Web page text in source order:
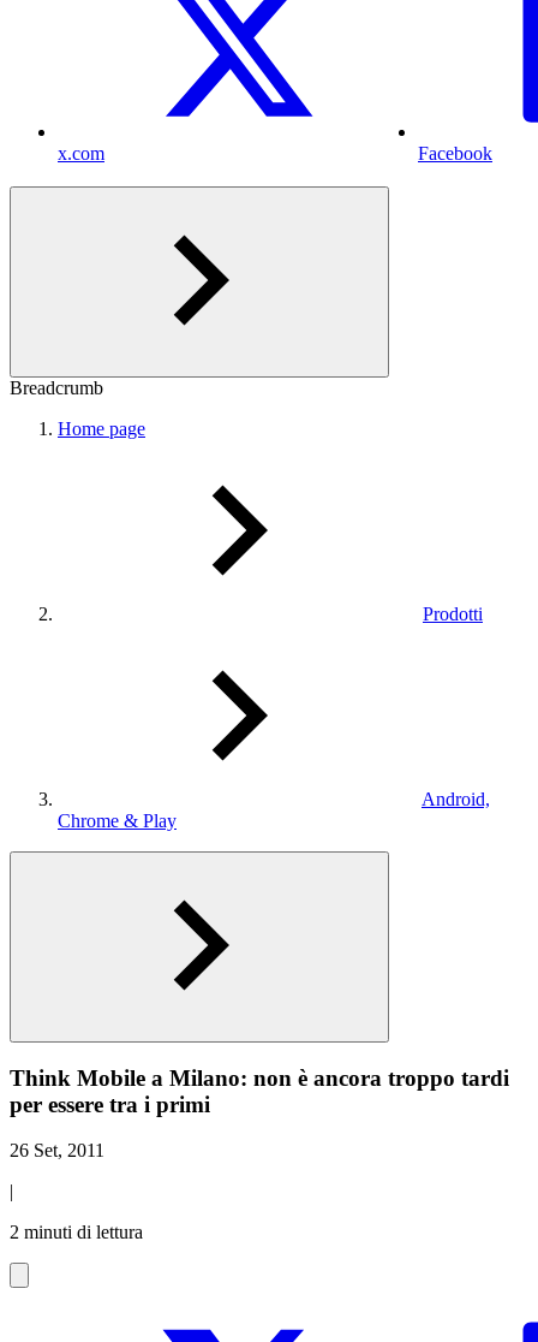
x.com Facebook
Breadcrumb
Home page
Prodotti
Android,
Chrome & Play
Think Mobile a Milano: non è ancora troppo tardi
per essere tra i primi
26 Set, 2011
|
2 minuti di lettura